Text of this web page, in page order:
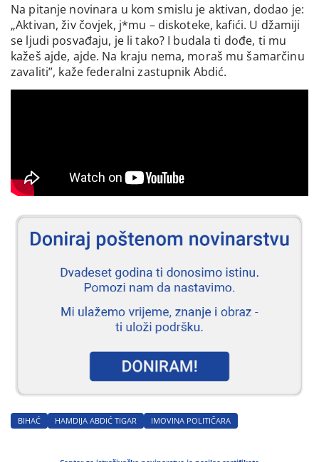
Na pitanje novinara u kom smislu je aktivan, dodao je:
„Aktivan, živ čovjek, j*mu – diskoteke, kafići. U džamiji
se ljudi posvađaju, je li tako? I budala ti dođe, ti mu
kažeš ajde, ajde. Na kraju nema, moraš mu šamarčinu
zavaliti”, kaže federalni zastupnik Abdić.
BIHAĆ HAMDIJA ABDIĆ TIGAR IMOVINA POLITIČARA